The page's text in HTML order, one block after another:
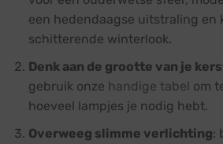
een hedendaagse uitstraling en
schitterende winterlook.
Denk aan de grootte van je
gebruik onze handige tabel om
hoeveel lampjes je nodig hebt.
Overweeg slimme verlichting: